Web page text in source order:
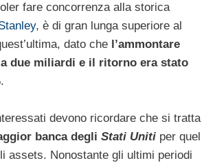
fare concorrenza alla storica
, è di gran lunga superiore al
dato che l’ammontare
due miliardi e il ritorno era stato
.
devono ricordare che si tratta
banca degli Stati Uniti per quel
assets. Nonostante gli ultimi periodi